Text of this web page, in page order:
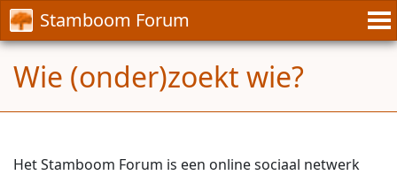
Stamboom Forum
Wie (onder)zoekt wie?
Het Stamboom Forum is een online sociaal netwerk